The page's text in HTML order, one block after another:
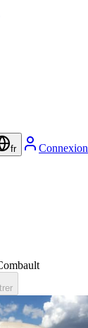
fr Connexion